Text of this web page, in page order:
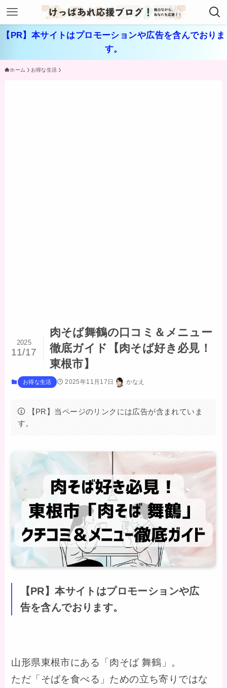
【PR】本サイトはプロモーションや広告を含んでおりま
す。
ホーム お得な生活
肉そば舞鶴の口コミ＆メニュー
徹底ガイド【肉そば好き必見！
東根市】
2025
11/17
お得な生活 2025年11月17日 かなえ
【PR】当ページのリンクには広告が含まれていま
す。
【PR】本サイトはプロモーションや広
告を含んでおります。
山形県東根市にある「肉そば 舞鶴」。
ただ「そばを食べる」ための立ち寄りではな